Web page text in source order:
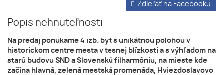
Popis nehnuteľnosti
Zdieľať na Facebooku
Na predaj ponúkame 4 izb. byt s unikátnou polohou v
historickom centre mesta v tesnej blízkosti a s výhľadom na
starú budovu SND a Slovenskú filharmóniu, na mieste kde
začína hlavná, zelená mestská promenáda, Hviezdoslavovo